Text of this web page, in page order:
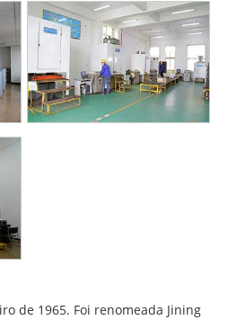
de 1965. Foi renomeada Jining